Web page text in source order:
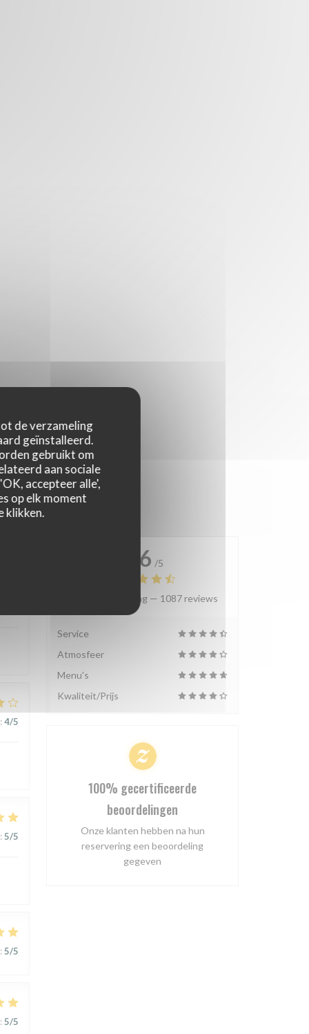
de verzameling
geïnstalleerd.
gebruikt om
aan sociale
accepteer alle',
op elk moment
klikken.
: 4/5
: 5/5
: 5/5
: 5/5
4.6 /5
Gemiddelde rating — 1087 reviews
Service
Atmosfeer
Menu's
Kwaliteit/Prijs
100% gecertificeerde
beoordelingen
Onze klanten hebben na hun
reservering een beoordeling
gegeven